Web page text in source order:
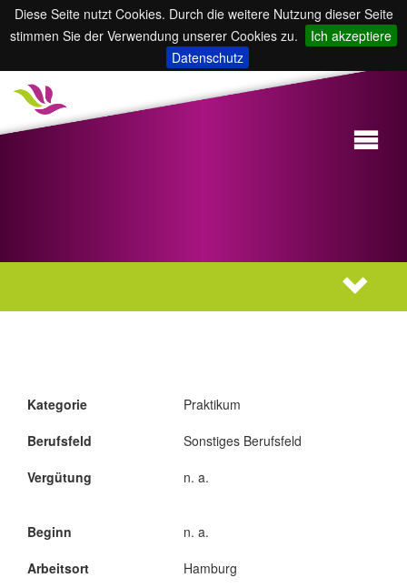
Diese Seite nutzt Cookies. Durch die weitere Nutzung dieser Seite
stimmen Sie der Verwendung unserer Cookies zu.
Ich akzeptiere
Datenschutz
Kategorie
Berufsfeld
Vergütung
Praktikum
Sonstiges Berufsfeld
n. a.
Beginn
Arbeitsort
n. a.
Hamburg